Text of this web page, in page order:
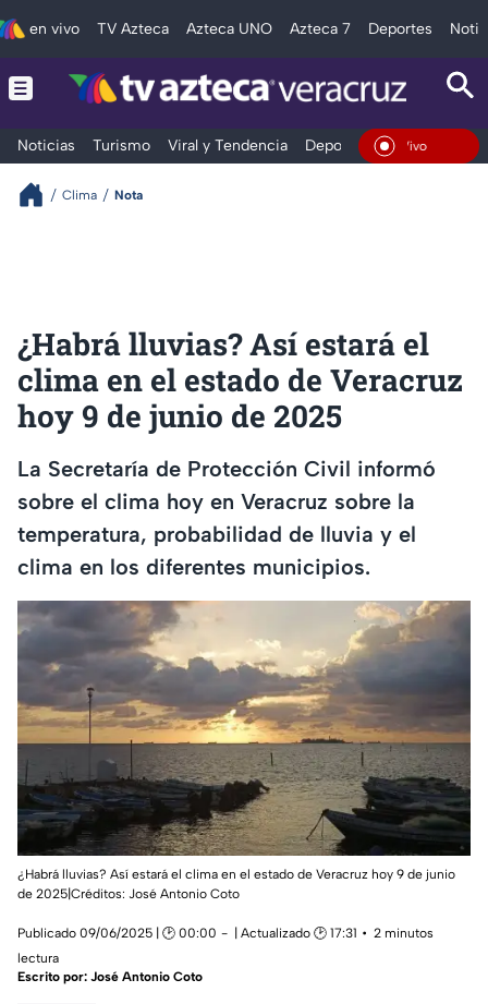
en vivo TV Azteca Azteca UNO Azteca 7 Deportes
Noticias Turismo Viral y Tendencia Deportes Espectáculos
En Vivo
Clima Nota
¿Habrá lluvias? Así estará el
clima en el estado de Veracruz
hoy 9 de junio de 2025
La Secretaría de Protección Civil informó
sobre el clima hoy en Veracruz sobre la
temperatura, probabilidad de lluvia y el
clima en los diferentes municipios.
¿Habrá lluvias? Así estará el clima en el estado de Veracruz hoy 9 de junio
de 2025|Créditos: José Antonio Coto
Publicado 09/06/2025 | 🕑 00:00 | Actualizado 🕑 17:31
2 minutos
lectura
Escrito por: José Antonio Coto